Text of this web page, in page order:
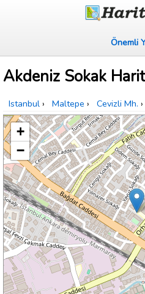
Önemli
Akdeniz Sokak
Istanbul › Maltepe › Cevizli Mh. ›
+
−